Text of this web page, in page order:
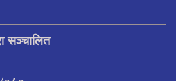
सञ्चालित